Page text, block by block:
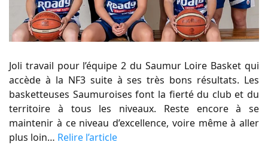
Joli travail pour l’équipe 2 du Saumur Loire Basket qui
accède à la NF3 suite à ses très bons résultats. Les
basketteuses Saumuroises font la fierté du club et du
territoire à tous les niveaux. Reste encore à se
maintenir à ce niveau d’excellence, voire même à aller
plus loin… Relire l’article